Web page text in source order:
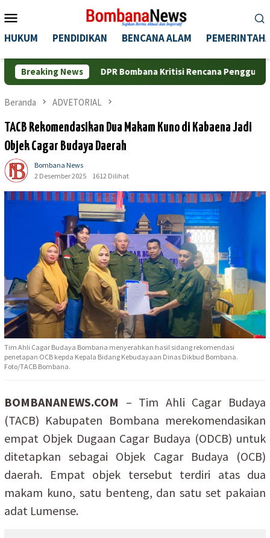
ke
kontenMobile
HUKUM PENDIDIKAN BENCANA ALAM
Breaking News
DPR Bombana Kritisi Rencana Penggunaan Pelabuhan
Beranda ADVETORIAL
TACB Rekomendasikan Dua Makam Kuno di Kabaena Jadi
Objek Cagar Budaya Daerah
Bombana News
2 Desember 2025
1612 Dilihat
Tim Ahli Cagar Budaya Bombana menyerahkan hasil sidang rekomendasi
penetapan OCB kepda Kepala Bidang Kebudayaan Dinas Dikbud Bombana.
Foto/TACB Bombana.
BOMBANANEWS.COM – Tim Ahli Cagar Budaya
(TACB) Kabupaten Bombana merekomendasikan
empat Objek Dugaan Cagar Budaya (ODCB) untuk
ditetapkan sebagai Objek Cagar Budaya (OCB)
daerah. Empat objek tersebut terdiri atas dua
makam kuno, satu benteng, dan satu set pakaian
adat Lumense.